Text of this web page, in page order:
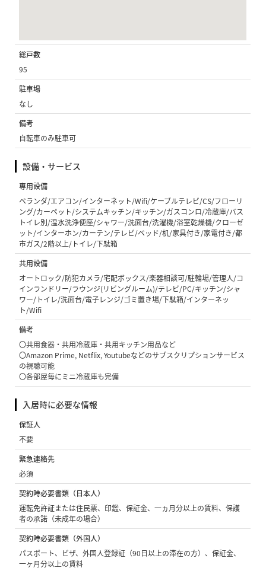
総戸数
95
駐車場
なし
備考
自転車のみ駐車可
設備・サービス
専用設備
ベランダ/エアコン/インターネット/Wifi/ケーブルテレビ/CS/フローリ
ング/カーペット/システムキッチン/キッチン/ガスコンロ/冷蔵庫/バス
トイレ別/温水洗浄便座/シャワー/洗面台/洗濯機/浴室乾燥機/クローゼ
ット/インターホン/カーテン/テレビ/ベッド/机/家具付き/家電付き/都
市ガス/2階以上/トイレ/下駄箱
共用設備
オートロック/防犯カメラ/宅配ボックス/楽器相談可/駐輪場/管理人/コ
インランドリー/ラウンジ(リビングルーム)/テレビ/PC/キッチン/シャ
ワー/トイレ/洗面台/電子レンジ/ゴミ置き場/下駄箱/インターネッ
ト/Wifi
備考
〇共用食器・共用冷蔵庫・共用キッチン用品など
〇Amazon Prime, Netflix, Youtubeなどのサブスクリプションサービス
の視聴可能
〇各部屋毎にミニ冷蔵庫も完備
入居時に必要な情報
保証人
不要
緊急連絡先
必須
契約時必要書類（日本人）
運転免許証または住民票、印鑑、保証金、一ヵ月分以上の賃料、保護
者の承諾（未成年の場合）
契約時必要書類（外国人）
パスポート、ビザ、外国人登録証（90日以上の滞在の方）、保証金、
一ヶ月分以上の賃料